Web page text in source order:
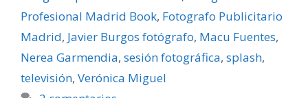
Profesional Madrid Book, Fotografo Publicitario
Madrid, Javier Burgos fotógrafo, Macu Fuentes,
Nerea Garmendia, sesión fotográfica, splash,
televisión, Verónica Miguel